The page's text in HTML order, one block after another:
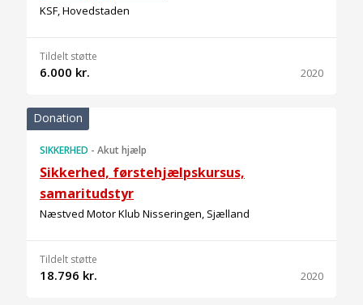
KSF, Hovedstaden
Tildelt støtte
6.000 kr. 2020
Donation
SIKKERHED - Akut hjælp
Sikkerhed, førstehjælpskursus,
samaritudstyr
Næstved Motor Klub Nisseringen, Sjælland
Tildelt støtte
18.796 kr. 2020